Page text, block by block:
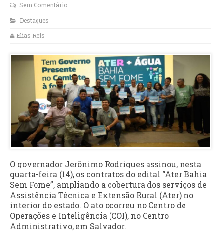
Sem Comentário
Destaques
Elias Reis
O governador Jerônimo Rodrigues assinou, nesta
quarta-feira (14), os contratos do edital “Ater Bahia
Sem Fome”, ampliando a cobertura dos serviços de
Assistência Técnica e Extensão Rural (Ater) no
interior do estado. O ato ocorreu no Centro de
Operações e Inteligência (COI), no Centro
Administrativo, em Salvador.